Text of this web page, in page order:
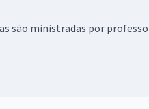
são ministradas por